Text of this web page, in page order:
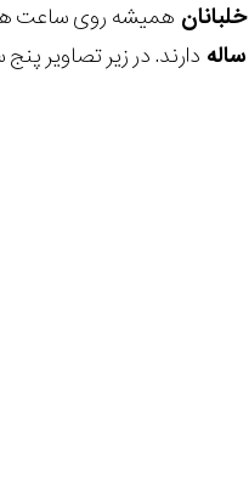
خلبانان همیشه روی ساعت
ساله دارند. در زیر تصاویر